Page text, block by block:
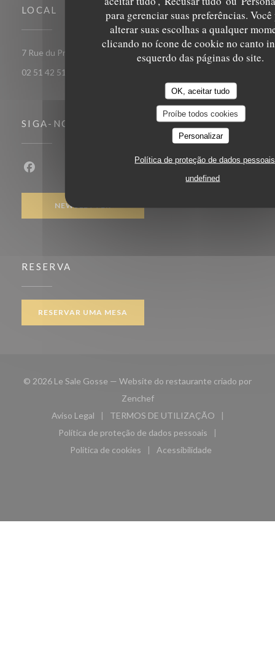
para gerenciar suas preferências. Você
alterar suas escolhas a qualquer
clicando no ícone de cookie no canto
esquerdo das páginas do site.
OK, aceitar tudo
Proíbe todos cookies
Personalizar
Política de proteção de dados pessoais
undefined
LOCAL
7 Rue du Président de Gaulle 85000 LA ROCHE SUR YON
02 51 42 51 49
SIGA-NOS
Facebook ((abre numa nova janela))
NEWSLETTER
RESERVA
RESERVAR UMA MESA
© 2026 Le Sale Gosse — Website do restaurante criado por
Zenchef((abre numa nova janela))
Aviso Legal
((abre numa nova janela))
TERMOS DE UTILIZAÇÃO
((abre numa nova janela))
Política de proteção de dados pessoais
((abre numa nova janela))
Política de cookies
((abre numa nova janela))
Acessibilidade